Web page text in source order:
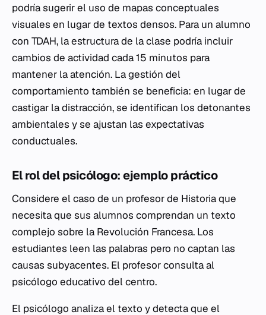
podría sugerir el uso de mapas conceptuales
visuales en lugar de textos densos. Para un alumno
con TDAH, la estructura de la clase podría incluir
cambios de actividad cada 15 minutos para
mantener la atención. La gestión del
comportamiento también se beneficia: en lugar de
castigar la distracción, se identifican los detonantes
ambientales y se ajustan las expectativas
conductuales.
El rol del psicólogo: ejemplo práctico
Considere el caso de un profesor de Historia que
necesita que sus alumnos comprendan un texto
complejo sobre la Revolución Francesa. Los
estudiantes leen las palabras pero no captan las
causas subyacentes. El profesor consulta al
psicólogo educativo del centro.
El psicólogo analiza el texto y detecta que el